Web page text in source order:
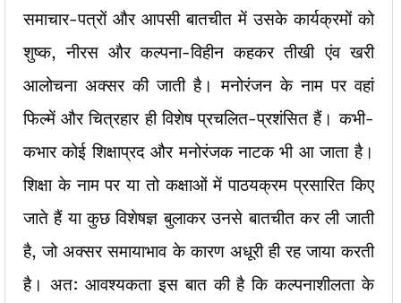
समाचार-पत्रों और आपसी बातचीत में उसके कार्यक्रमों को
शुष्क, नीरस और कल्पना-विहीन कहकर तीखी एंव खरी
आलोचना अक्सर की जाती है। मनोरंजन के नाम पर वहां
फिल्में और चित्रहार ही विशेष प्रचलित-प्रशंसित हैं। कभी-
कभार कोई शिक्षाप्रद और मनोरंजक नाटक भी आ जाता है।
शिक्षा के नाम पर या तो कक्षाओं में पाठयक्रम प्रसारित किए
जाते हैं या कुछ विशेषज्ञ बुलाकर उनसे बातचीत कर ली जाती
है, जो अक्सर समायाभाव के कारण अधूरी ही रह जाया करती
है। अत: आवश्यकता इस बात की है कि कल्पनाशीलता के